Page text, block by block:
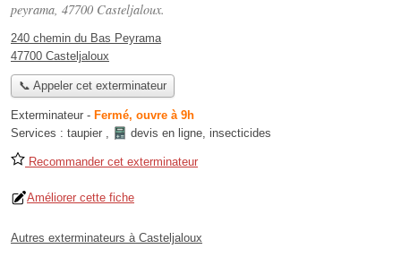
peyrama, 47700 Casteljaloux.
240 chemin du Bas Peyrama
47700 Casteljaloux
📞 Appeler cet exterminateur
Exterminateur - Fermé, ouvre à 9h
Services : taupier , devis en ligne, insecticides
Recommander cet exterminateur
Améliorer cette fiche
Autres exterminateurs à Casteljaloux